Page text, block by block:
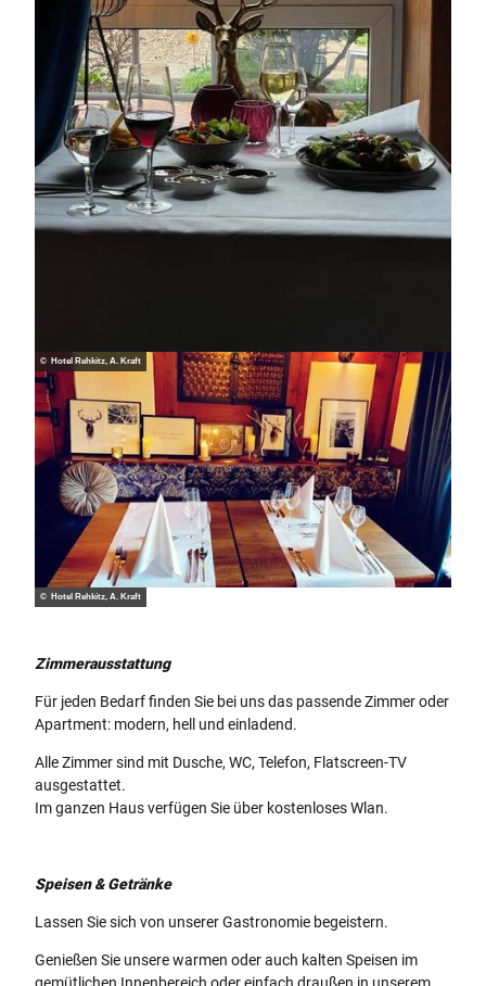
© Hotel Rehkitz, A. Kraft
© Hotel Rehkitz, A. Kraft
Zimmerausstattung
Für jeden Bedarf finden Sie bei uns das passende Zimmer oder
Apartment: modern, hell und einladend.
Alle Zimmer sind mit Dusche, WC, Telefon, Flatscreen-TV
ausgestattet.
Im ganzen Haus verfügen Sie über kostenloses Wlan.
Speisen & Getränke
Lassen Sie sich von unserer Gastronomie begeistern.
Genießen Sie unsere warmen oder auch kalten Speisen im
gemütlichen Innenbereich oder einfach draußen in unserem